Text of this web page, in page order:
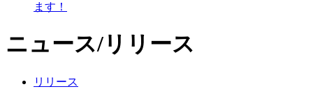
ます！
ニュース/リリース
リリース